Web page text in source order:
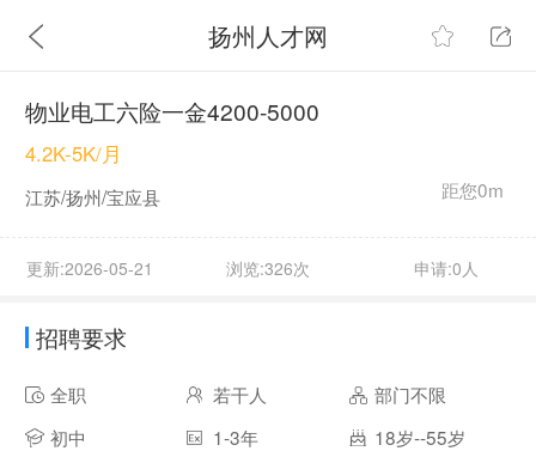
扬州人才网
物业电工六险一金4200-5000
距您0m
4.2K-5K/月
江苏/扬州/宝应县
更新:2026-05-21 浏览:326次 申请:0人
招聘要求
全职 若干人
部门不限
初中
1-3年 18岁--55岁